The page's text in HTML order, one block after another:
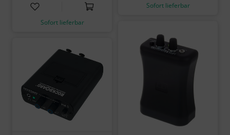
Sofort lieferbar
Sofort lieferbar